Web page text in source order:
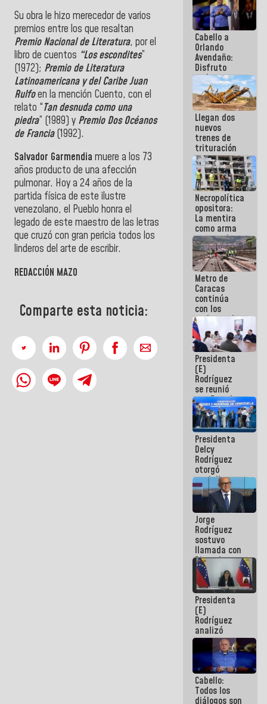
Su obra le hizo merecedor de varios
premios entre los que resaltan
Premio Nacional de Literatura, por el
libro de cuentos “Los escondites”
(1972); Premio de Literatura
Latinoamericana y del Caribe Juan
Rulfoen la mención Cuento, con el
relato “Tan desnuda como una
piedra” (1989) y Premio Dos Océanos
de Francia(1992).
Salvador Garmendia muere a los 73
años producto de una afección
pulmonar. Hoy a 24 años de la
partida física de este ilustre
venezolano, el Pueblo honra el
legado de este maestro de las letras
que cruzó con gran pericia todos los
linderos del arte de escribir.
REDACCIÓN MAZO
Comparte esta noticia:
Cabello a
Orlando
Avendaño:
Disfruto
cada vez
que escribes
porque lo
que haces
es
embarrarla
Llegan dos
nuevos
trenes de
trituración
para
optimizar
manejo de
escombros
en La Guaira
Necropolítica
opositora:
La mentira
como arma
contra el
Pueblo
Metro de
Caracas
continúa
con los
trabajos de
mantenimiento
e inspección
en la Línea 2
Presidenta
(E)
Rodríguez
se reunió
con Estado
Mayor
Eléctrico
para
abordar
planes de
acción
Presidenta
Delcy
Rodríguez
otorgó
medalla
"Héroe de
Venezuela"
a servidores
públicos
Jorge
Rodríguez
sostuvo
llamada con
Dinorah
Figuera y
acuerdan
primer
encuentro
presencial
para el
diálogo
Presidenta
(E)
Rodríguez
analizó
junto a
gobernadores
planes de
recuperación
del Sistema
Eléctrico
Cabello:
Todos los
diálogos son